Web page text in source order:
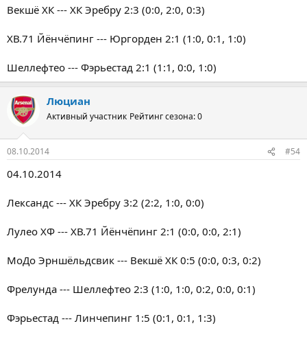
Векшё ХК --- ХК Эребру 2:3 (0:0, 2:0, 0:3)
ХВ.71 Йёнчёпинг --- Юргорден 2:1 (1:0, 0:1, 1:0)
Шеллефтео --- Фэрьестад 2:1 (1:1, 0:0, 1:0)
Люциан
Активный участник Рейтинг сезона: 0
08.10.2014 #54
04.10.2014
Лександс --- ХК Эребру 3:2 (2:2, 1:0, 0:0)
Лулео ХФ --- ХВ.71 Йёнчёпинг 2:1 (0:0, 0:0, 2:1)
МоДо Эрншёльдсвик --- Векшё ХК 0:5 (0:0, 0:3, 0:2)
Фрелунда --- Шеллефтео 2:3 (1:0, 1:0, 0:2, 0:0, 0:1)
Фэрьестад --- Линчепинг 1:5 (0:1, 0:1, 1:3)